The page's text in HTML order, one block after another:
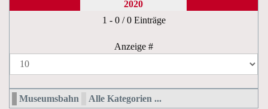
2020
Limite der Paginierungsliste
1 - 0 / 0 Einträge
Anzeige #
Museumsbahn Alle Kategorien ...